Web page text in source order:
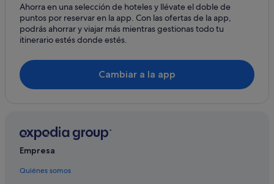
Apartamentos en Adeje
Casas de campo en Vera de Erques
Hoteles de 4 estrellas en Callao Salvaje
Princess Hotels en Callao Salvaje
Hoteles para ir de compras en Adeje
Hoteles con spa en Adeje
Hoteles de esquí en Adeje
Hoteles de lujo en Adeje
Ahorra en una selección de hoteles y llévate el doble de
puntos por reservar en la app. Con las ofertas de la app,
podrás ahorrar y viajar más mientras gestionas todo tu
itinerario estés donde estés.
Cambiar a la app
Empresa
Quiénes somos